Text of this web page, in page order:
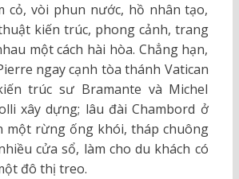
cỏ, vòi phun nước, hồ nhân tạo,
kiến trúc, phong cảnh, trang
một cách hài hòa. Chẳng hạn,
ngay cạnh tòa thánh Vatican
trúc sư Bramante và Michel
xây dựng; lâu đài Chambord ở
một rừng ống khói, tháp chuông
cửa sổ, làm cho du khách có
đô thị treo.